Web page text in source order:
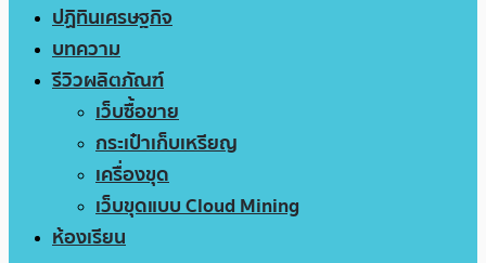
ปฏิทินเศรษฐกิจ
บทความ
รีวิวผลิตภัณฑ์
เว็บซื้อขาย
กระเป๋าเก็บเหรียญ
เครื่องขุด
เว็บขุดแบบ Cloud Mining
ห้องเรียน